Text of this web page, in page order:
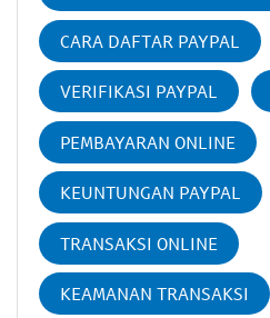
CARA DAFTAR PAYPAL
VERIFIKASI PAYPAL
PEMBAYARAN ONLINE
KEUNTUNGAN PAYPAL
TRANSAKSI ONLINE
KEAMANAN TRANSAKSI